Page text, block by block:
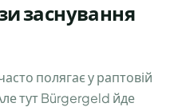
заснування
полягає у раптовій
тут Bürgergeld йде